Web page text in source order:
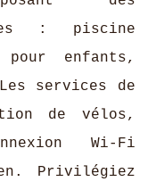
: piscine
enfants,
services de
de vélos,
Wi-Fi
Privilégiez